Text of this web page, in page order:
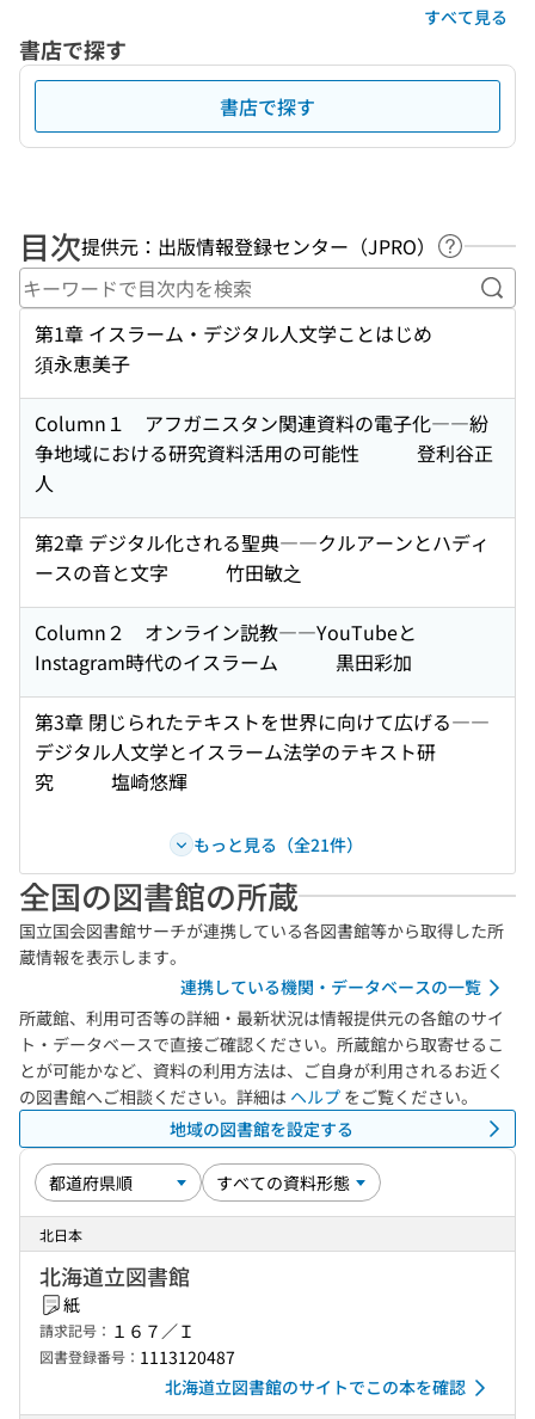
すべて見る
書店で探す
書店で探す
目次提供元：出版情報登録センター（JPRO）
ヘルプペ
キ
第1章 イスラーム・デジタル人文学ことはじめ
須永恵美子
Column１ アフガニスタン関連資料の電子化――紛
争地域における研究資料活用の可能性 登利谷正
人
第2章 デジタル化される聖典――クルアーンとハディ
ースの音と文字 竹田敏之
Column２ オンライン説教――YouTubeと
Instagram時代のイスラーム 黒田彩加
第3章 閉じられたテキストを世界に向けて広げる――
デジタル人文学とイスラーム法学のテキスト研
究 塩崎悠輝
もっと見る（全21件）
全国の図書館の所蔵
国立国会図書館サーチが連携している各図書館等から取得した所
蔵情報を表示します。
連携している機関・データベースの一覧
所蔵館、利用可否等の詳細・最新状況は情報提供元の各館のサイ
ト・データベースで直接ご確認ください。所蔵館から取寄せるこ
とが可能かなど、資料の利用方法は、ご自身が利用されるお近く
の図書館へご相談ください。詳細は ヘルプ をご覧ください。
地域の図書館を設定する
北日本
北海道立図書館
紙
請求記号： １６７／Ｉ
図書登録番号： 1113120487
北海道立図書館のサイトでこの本を確認